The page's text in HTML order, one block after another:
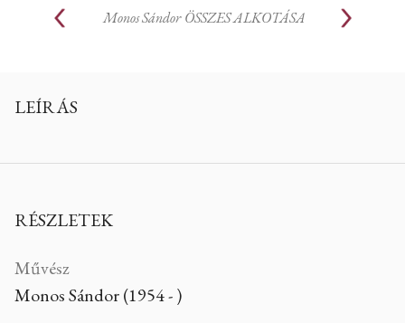
Monos Sándor ÖSSZES ALKOTÁSA
LEÍRÁS
RÉSZLETEK
Művész
Monos Sándor (1954 - )